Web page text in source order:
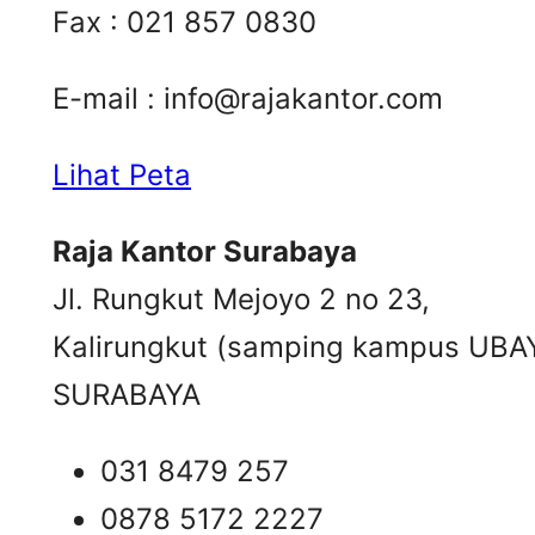
Fax : 021 857 0830
E-mail : info@rajakantor.com
Lihat Peta
Raja Kantor Surabaya
Jl. Rungkut Mejoyo 2 no 23,
Kalirungkut (samping kampus
SURABAYA
031 8479 257
0878 5172 2227